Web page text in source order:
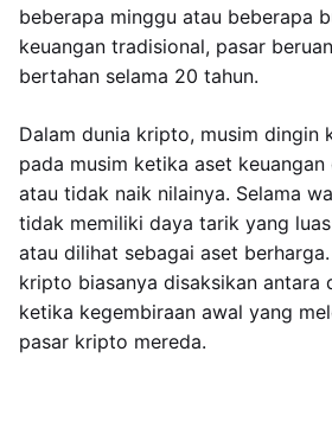
beberapa minggu atau beberapa
keuangan tradisional, pasar
bertahan selama 20 tahun.
Dalam dunia kripto, musim dingin
pada musim ketika aset keuangan
atau tidak naik nilainya. Selama
tidak memiliki daya tarik yang
atau dilihat sebagai aset
kripto biasanya disaksikan antara
ketika kegembiraan awal yang
pasar kripto mereda.